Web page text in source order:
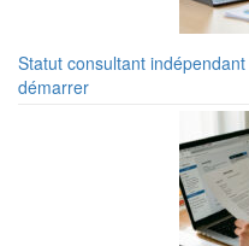
Statut consultant
démarrer